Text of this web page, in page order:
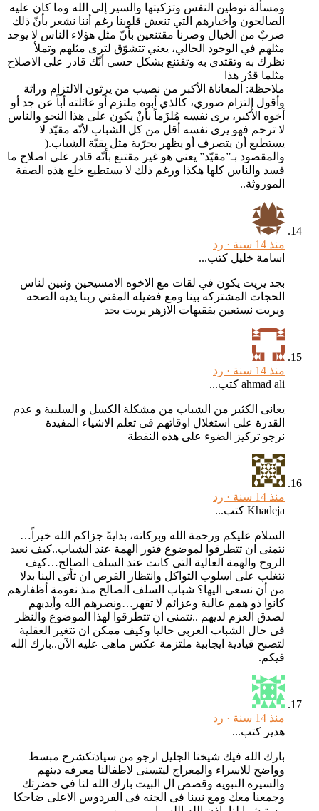
ومسألة توطين النفس وتزكيتها والسير إلى الله وما كان عليه
الصالحون وأخبارهم التي تنعش قلوبنا رغم أننا نشعر بأنّ ذلك
ضربٌ من الخيال وصرنا مقتنعين بأنّ مثل هؤلاء الناس لا يوجد
مثلهم في الوجود الحالي، يعني تتشوّق لترى مثلهم وتملأ
نظرك به وتقتدي به وتقتنع بشكل حسي أنّك قادر على الاصلاح
مثلما قدُر هذا
ملاحظة: المعاناة الأكبر من نصيب من يرثون الالتزام وراثة
وأقول إلتزام صوري، كالذي أبوه ملتزم أو عائلته أباً عن جد أو
أخوه الأكبر، يرى نفسه مُلزَماً بأنْ يكون على هذا النحو والناس
لا ترحم فهو يرى نفسه أقل من كل الشباب لأنّه مقيّد لا
يستطيع أن يتصرف أو يظهر بحرّية مثل بقيّة الشباب.(
والمقصود بـ”مقيّد” يعني هو غير مقتنع بأنّه قادر على اصلاح ما
فسد والناس كلها هكذا ورغم ذلك لا يستطيع خلع هذه الصفة
الموروثة..
رد
اسامة خليل كتب...
بجد يريت يكون في لقات مع الاخوه الامسيحين ونبين لناس
الحجات المشتركه بينا ومع فضيله المفتي ربنا يديه الصحه
ويريت نستعين بفقيهات الازهر يريت بجد
رد
ahmad ali كتب...
يعانى الكثير من الشباب من مشكلة الكسل و السلبية و عدم
القدرة على استغلال اوقاتهم فى تعلم الاشياء المفيدة
نرجو تركيز الضوء على هذه النقطة
رد
Khadeja كتب...
السلام عليكم ورحمة الله وبركاته، بدايةً جزاكم الله خيراً…
نتمنى ان تتطرقوا لموضوع فتور الهمة عند الشباب..كيف نعيد
الروح والهمة العالية التى كانت عند السلف الصالح…كيف
نتغلب على اسلوب التواكل وانتظار الفرص ان تأتى الينا بدلا
من أن نسعى اليها؟ شباب السلف الصالح منذ نعومة أظفارهم
كانوا ذو همم عالية وعزائم لا تقهر…ونصرهم الله وأيديهم
لصدق العزم لديهم ..نتمنى ان تتطرقوا لهذا الموضوع والنظر
فى حال الشباب العربى حاليا وكيف ممكن ان تتغير العقلية
لتصبح قيادية ايجابية ملتزمة عكس ماهى عليه الآن..بارك الله
رد
هدير كتب...
بارك الله فيك شيخنا الجليل ارجو من سيادتكشرح مبسط
وواضح للاسراء والمعراج ليتسنى لاطفالنا معرفه دينهم
والسيره النبويه وقصص ال البيت بارك الله لنا فى حضرتك
وجمعنا معك ومع نبينا فى الجنه فى الفردوس الاعلى ضاحكا